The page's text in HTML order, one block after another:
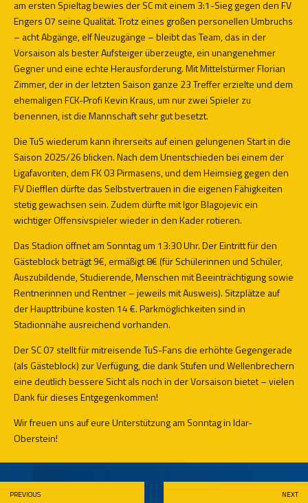
am ersten Spieltag bewies der SC mit einem 3:1-Sieg gegen den FV
Engers 07 seine Qualität. Trotz eines großen personellen Umbruchs
– acht Abgänge, elf Neuzugänge – bleibt das Team, das in der
Vorsaison als bester Aufsteiger überzeugte, ein unangenehmer
Gegner und eine echte Herausforderung. Mit Mittelstürmer Florian
Zimmer, der in der letzten Saison ganze 23 Treffer erzielte und dem
ehemaligen FCK-Profi Kevin Kraus, um nur zwei Spieler zu
benennen, ist die Mannschaft sehr gut besetzt.
Die TuS wiederum kann ihrerseits auf einen gelungenen Start in die
Saison 2025/26 blicken. Nach dem Unentschieden bei einem der
Ligafavoriten, dem FK 03 Pirmasens, und dem Heimsieg gegen den
FV Diefflen dürfte das Selbstvertrauen in die eigenen Fähigkeiten
stetig gewachsen sein. Zudem dürfte mit Igor Blagojevic ein
wichtiger Offensivspieler wieder in den Kader rotieren.
Das Stadion öffnet am Sonntag um 13:30 Uhr. Der Eintritt für den
Gästeblock beträgt 9€, ermäßigt 8€ (für Schülerinnen und Schüler,
Auszubildende, Studierende, Menschen mit Beeinträchtigung sowie
Rentnerinnen und Rentner – jeweils mit Ausweis). Sitzplätze auf
der Haupttribüne kosten 14 €. Parkmöglichkeiten sind in
Stadionnähe ausreichend vorhanden.
Der SC 07 stellt für mitreisende TuS-Fans die erhöhte Gegengerade
(als Gästeblock) zur Verfügung, die dank Stufen und Wellenbrechern
eine deutlich bessere Sicht als noch in der Vorsaison bietet – vielen
Dank für dieses Entgegenkommen!
Wir freuen uns auf eure Unterstützung am Sonntag in Idar-
Oberstein!
PREVIOUS NEXT